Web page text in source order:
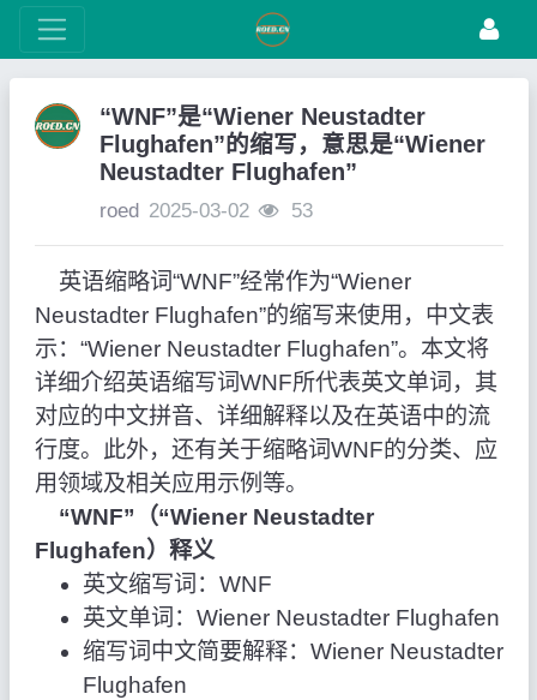
“WNF”是“Wiener Neustadter
Flughafen”的缩写，意思是“Wiener
Neustadter Flughafen”
roed 2025-03-02 53
英语缩略词“WNF”经常作为“Wiener
Neustadter Flughafen”的缩写来使用，中文表
示：“Wiener Neustadter Flughafen”。本文将
详细介绍英语缩写词WNF所代表英文单词，其
对应的中文拼音、详细解释以及在英语中的流
行度。此外，还有关于缩略词WNF的分类、应
用领域及相关应用示例等。
“WNF”（“Wiener Neustadter
Flughafen）释义
英文缩写词：WNF
英文单词：Wiener Neustadter Flughafen
缩写词中文简要解释：Wiener Neustadter
Flughafen